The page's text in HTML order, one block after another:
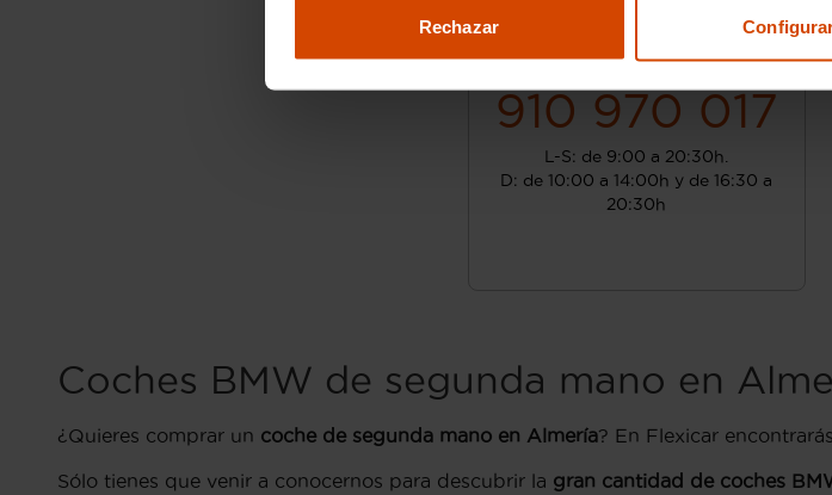
Rechazar ¿Hablamos?
910 970 017
L-S: de 9:00 a 20:30h.
D: de 10:00 a 14:00h y de 16:30 a
20:30h
Coches BMW de segunda mano en
¿Quieres comprar un coche de segunda mano en Almería? En Flexicar
Sólo tienes que venir a conocernos para descubrir la gran cantidad de coches